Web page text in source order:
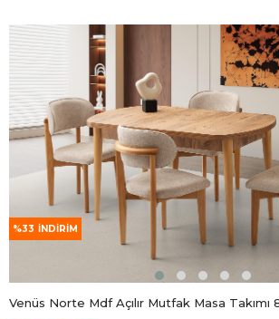
Venüs Norte Mdf Açılır Mutfak Masa Takımı
%33 İNDIRIM